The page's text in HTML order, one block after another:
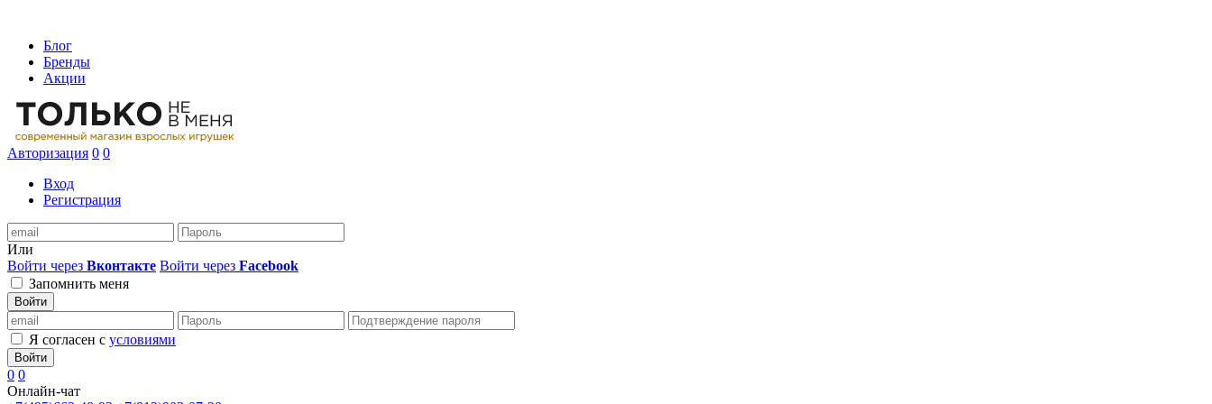
Блог
Бренды
Акции
Авторизация 0 0
Вход
Регистрация
Или
Войти через Вконтакте Войти через Facebook
Запомнить меня
Войти
Я согласен с условиями
Войти
0 0
Онлайн-чат